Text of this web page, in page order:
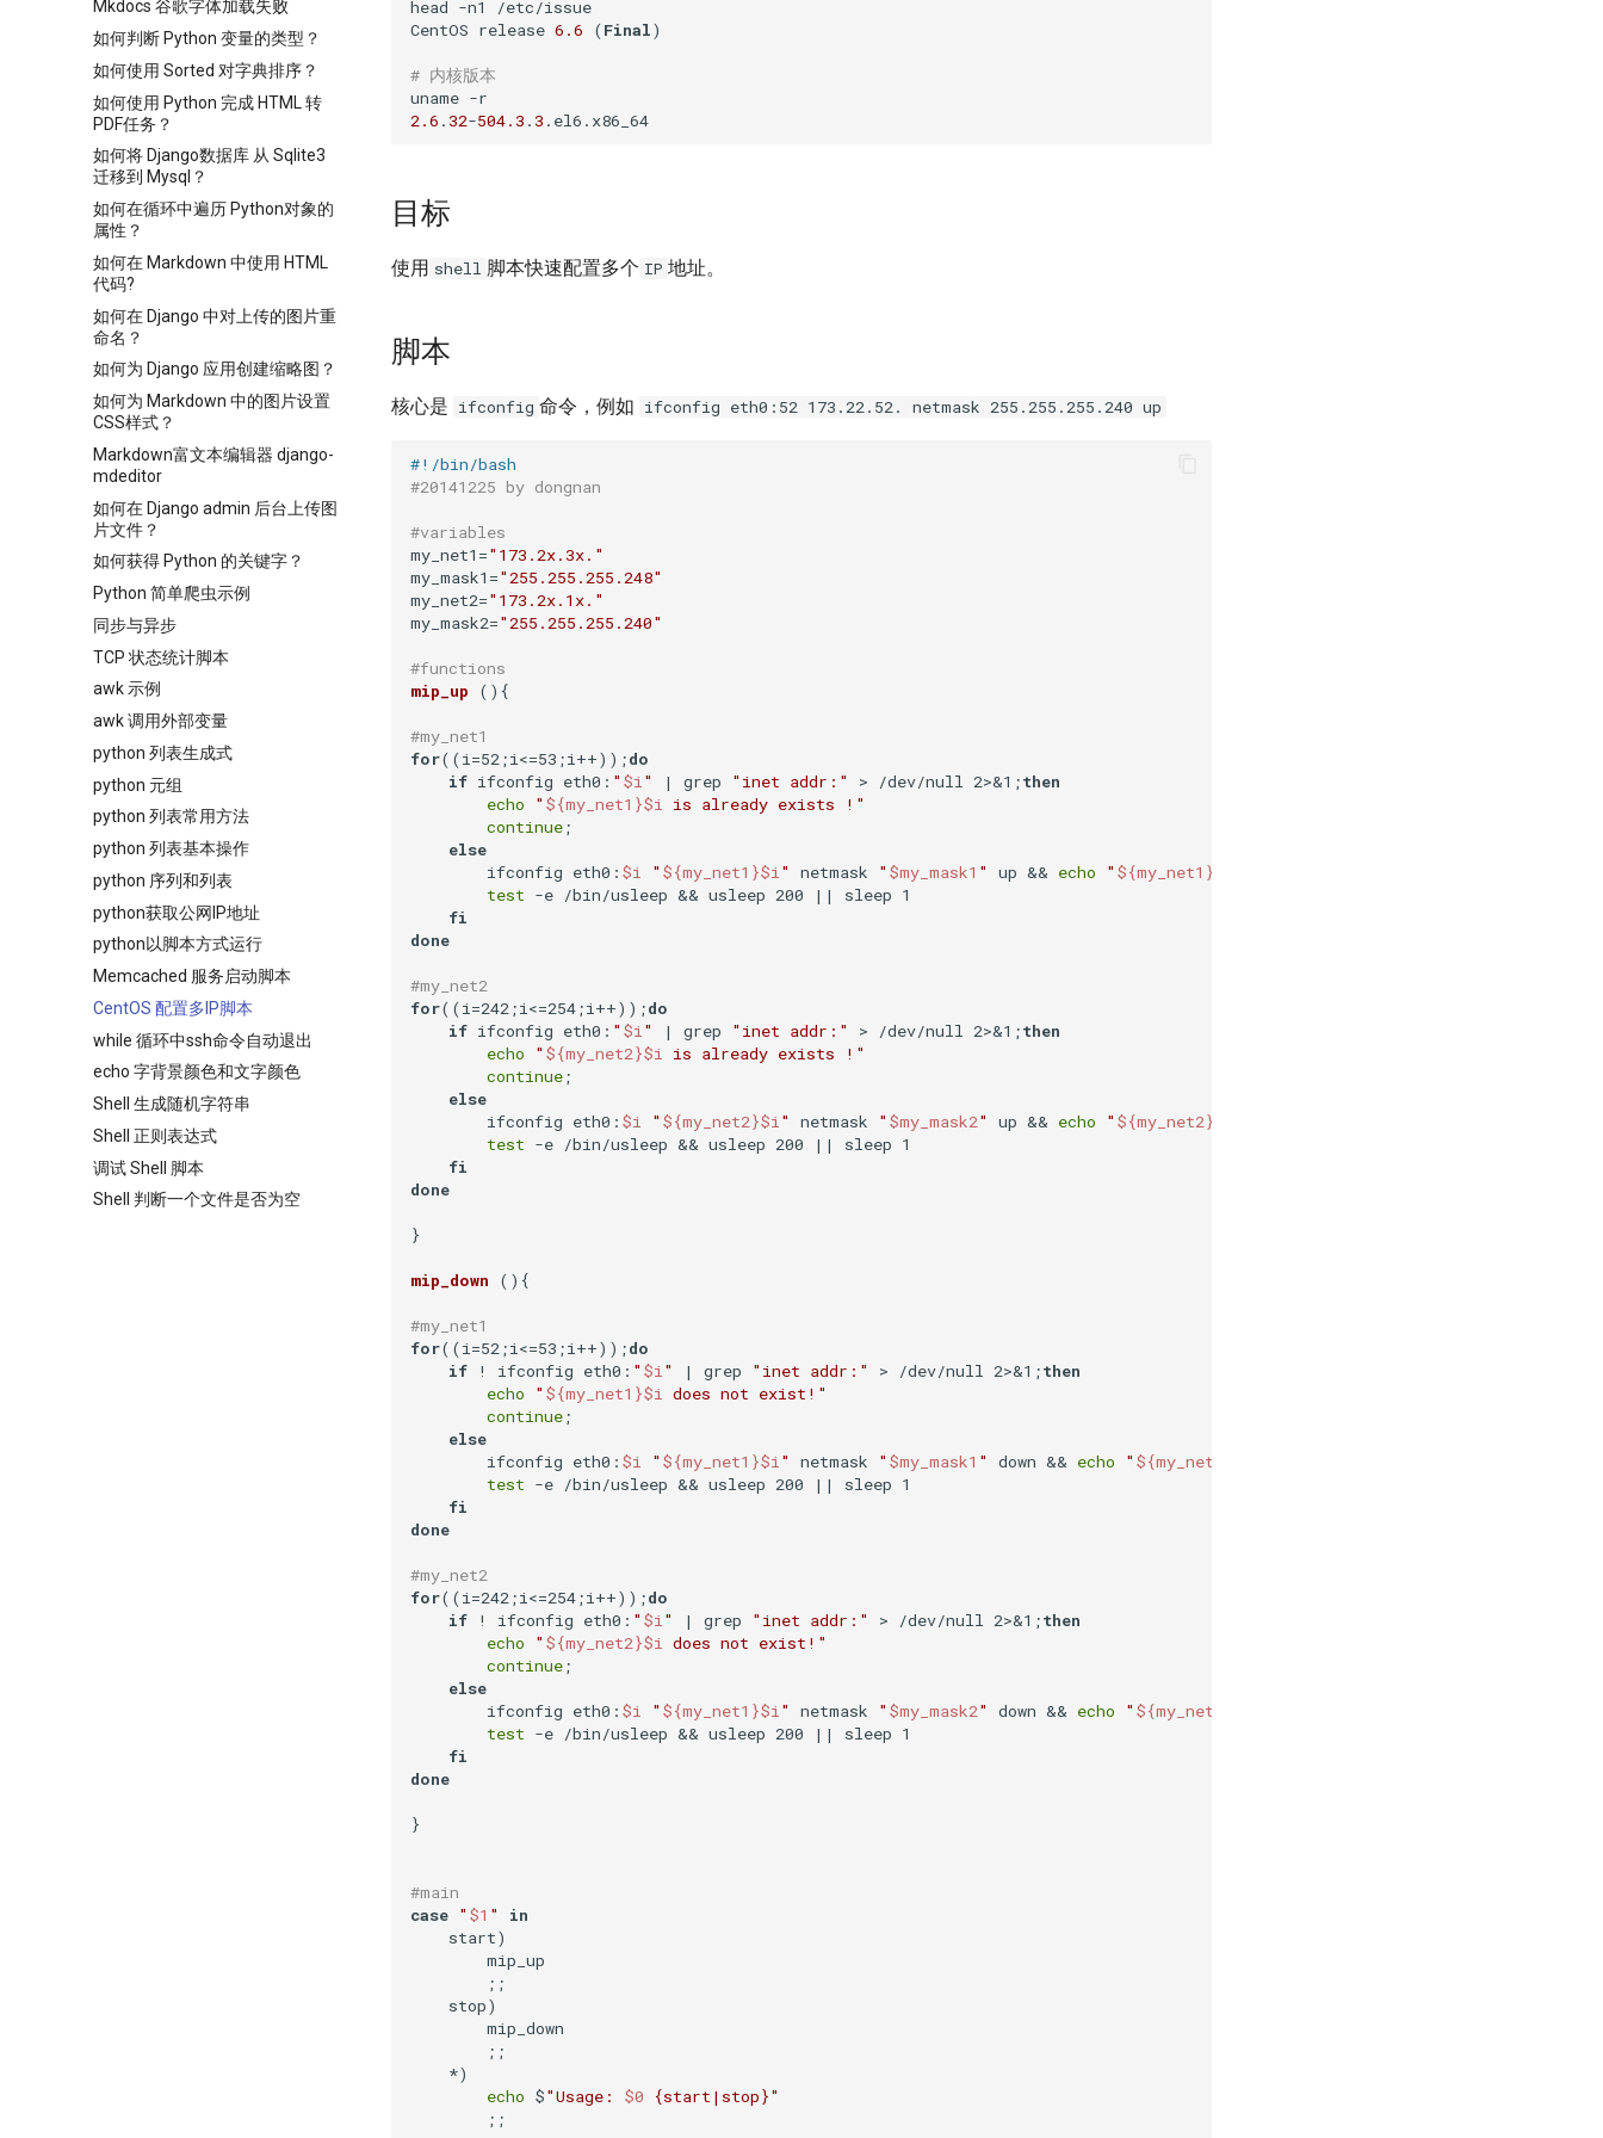
Mkdocs 谷歌字体加载失败
如何判断 Python 变量的类型？
如何使用 Sorted 对字典排序？
如何使用 Python 完成 HTML 转
PDF任务？
如何将 Django数据库 从 Sqlite3
迁移到 Mysql？
如何在循环中遍历 Python对象的
属性？
如何在 Markdown 中使用 HTML
代码?
如何在 Django 中对上传的图片重
命名？
如何为 Django 应用创建缩略图？
如何为 Markdown 中的图片设置
CSS样式？
Markdown富文本编辑器 django-
mdeditor
如何在 Django admin 后台上传图
片文件？
如何获得 Python 的关键字？
Python 简单爬虫示例
同步与异步
TCP 状态统计脚本
awk 示例
awk 调用外部变量
python 列表生成式
python 元组
python 列表常用方法
python 列表基本操作
python 序列和列表
python获取公网IP地址
python以脚本方式运行
Memcached 服务启动脚本
CentOS 配置多IP脚本
while 循环中ssh命令自动退出
echo 字背景颜色和文字颜色
Shell 生成随机字符串
Shell 正则表达式
调试 Shell 脚本
Shell 判断一个文件是否为空
head -n1 /etc/issue
CentOS release 6.6 (Final)
# 内核版本
2.6 . 32-504.3 . 3
目标
使用 shell 脚本快速配置多个 IP 地址。
脚本
核心是 ifconfig 命令，例如 ifconfig eth0:52 173.22.52. netmask 255.255.255.240 up
#!/bin/bash
#20141225 by dongnan
#variables
my_net1="173.2x.3x."
my_mask1="255.255.255.248"
my_net2="173.2x.1x."
my_mask2="255.255.255.240"
#functions
mip_up (){
#my_net1
for((i=52;i<=53;i++));do
if ifconfig eth0: " $i" | grep "inet addr:" > /dev/null 2>&1;then
echo
" ${my_net1}$i is already exists !"
continue;
else
        ifconfig eth0:
$i " ${my_net1}$i" netmask " $my_mask1 " up && echo " ${my_net1}
test -e /bin/usleep && usleep 200 || sleep 1
fi
done
#my_net2
for((i=242;i<=254;i++));do
if ifconfig eth0: " $i" | grep "inet addr:" > /dev/null 2>&1;then
echo
" ${my_net2}$i is already exists !"
continue;
else
        ifconfig eth0:
$i " ${my_net2}$i" netmask " $my_mask2" up && echo " ${my_net2}
test -e /bin/usleep && usleep 200 || sleep 1
fi
done
}
mip_down (){
#my_net1
for((i=52;i<=53;i++));do
if ! ifconfig eth0: " $i" | grep "inet addr:" > /dev/null 2>&1;then
echo
" ${my_net1}$i does not exist!"
continue;
else
        ifconfig eth0:
$i " ${my_net1}$i" netmask " $my_mask1 " down && echo " ${my_net1}
test -e /bin/usleep && usleep 200 || sleep 1
fi
done
#my_net2
for((i=242;i<=254;i++));do
if ! ifconfig eth0: " $i" | grep "inet addr:" > /dev/null 2>&1;then
echo
" ${my_net2}$i does not exist!"
continue;
else
        ifconfig eth0:
$i " ${my_net1}$i" netmask " $my_mask2" down && echo " ${my_net2}
test -e /bin/usleep && usleep 200 || sleep 1
fi
done
}
#main
case " $1 "
in
    start)
        mip_up
        ;;
    stop)
        mip_down
        ;;
    *)
echo $"Usage: $0 {start|stop}"